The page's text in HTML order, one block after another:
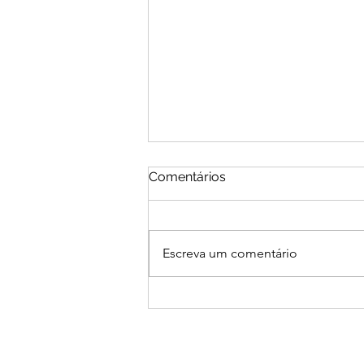
Comentários
Escreva um comentário